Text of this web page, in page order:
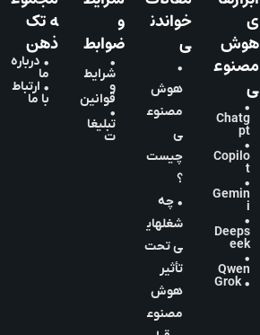
ی
هوش
مصنوع
ی
•
Chatg
pt
•
Copilo
t
•
Gemin
i
•
Deeps
eek
•
Qwen
• Grok
خواندن
ی
•
هوش
مصنوع
ی
چیست
؟
• چه
شغلهای
ی تحت
تأثیر
هوش
مصنوع
و
ضوابط
•
شرایط
و
قوانین
•
تبلیغا
ت
ه تک
ذهن
• درباره
ما
• ارتباط
با ما